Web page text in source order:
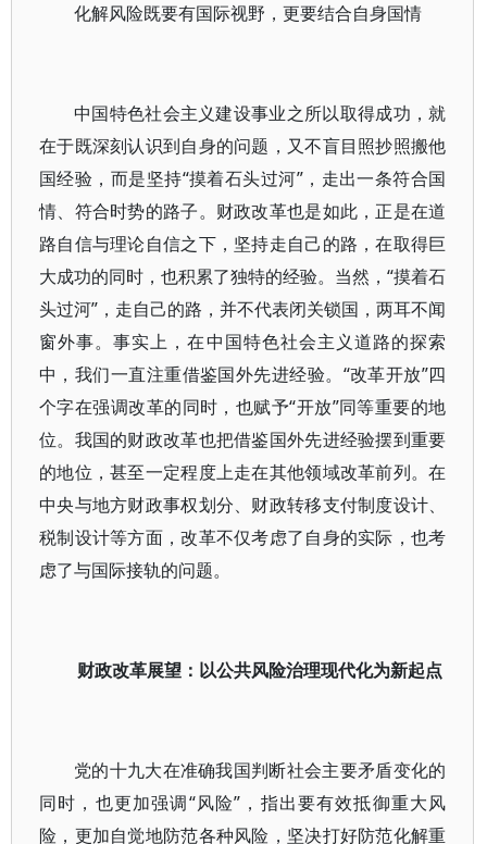
化解风险既要有国际视野，更要结合自身国情
中国特色社会主义建设事业之所以取得成功，就
在于既深刻认识到自身的问题，又不盲目照抄照搬他
国经验，而是坚持“摸着石头过河”，走出一条符合国
情、符合时势的路子。财政改革也是如此，正是在道
路自信与理论自信之下，坚持走自己的路，在取得巨
大成功的同时，也积累了独特的经验。当然，“摸着石
头过河”，走自己的路，并不代表闭关锁国，两耳不闻
窗外事。事实上，在中国特色社会主义道路的探索
中，我们一直注重借鉴国外先进经验。“改革开放”四
个字在强调改革的同时，也赋予“开放”同等重要的地
位。我国的财政改革也把借鉴国外先进经验摆到重要
的地位，甚至一定程度上走在其他领域改革前列。在
中央与地方财政事权划分、财政转移支付制度设计、
税制设计等方面，改革不仅考虑了自身的实际，也考
虑了与国际接轨的问题。
财政改革展望：以公共风险治理现代化为新起点
党的十九大在准确我国判断社会主要矛盾变化的
同时，也更加强调“风险”，指出要有效抵御重大风
险，更加自觉地防范各种风险，坚决打好防范化解重